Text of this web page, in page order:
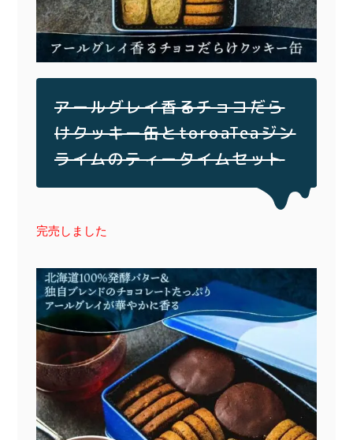
アールグレイ香るチョコだら
けクッキー缶とtoroaTeaジン
ライムのティータイムセット
完売しました